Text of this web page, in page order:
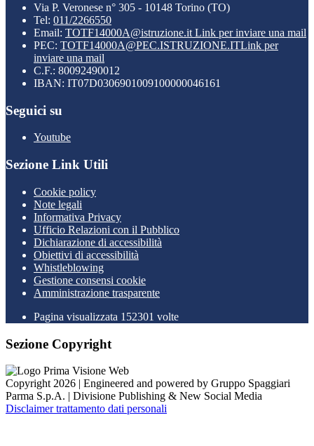
Via P. Veronese n° 305 - 10148 Torino (TO)
Tel: 011/2266550
Email: TOTF14000A@istruzione.it Link per inviare una mail
PEC: TOTF14000A@PEC.ISTRUZIONE.ITLink per
inviare una mail
C.F.: 80092490012
IBAN: IT07D0306901009100000046161
Seguici su
Youtube
Sezione Link Utili
Cookie policy
Note legali
Informativa Privacy
Ufficio Relazioni con il Pubblico
Dichiarazione di accessibilità
Obiettivi di accessibilità
Whistleblowing
Gestione consensi cookie
Amministrazione trasparente
Pagina visualizzata 152301 volte
Sezione Copyright
Copyright 2026 | Engineered and powered by Gruppo Spaggiari
Parma S.p.A. | Divisione Publishing & New Social Media
Disclaimer trattamento dati personali